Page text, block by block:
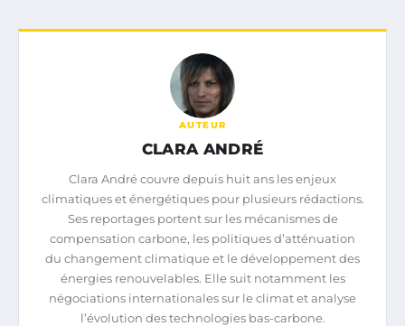
AUTEUR
CLARA ANDRÉ
Clara André couvre depuis huit ans les enjeux
climatiques et énergétiques pour plusieurs rédactions.
Ses reportages portent sur les mécanismes de
compensation carbone, les politiques d’atténuation
du changement climatique et le développement des
énergies renouvelables. Elle suit notamment les
négociations internationales sur le climat et analyse
l’évolution des technologies bas-carbone.